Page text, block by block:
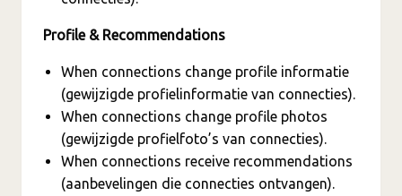
Profile & Recommendations
When connections change profile informatie
(gewijzigde profielinformatie van connecties).
When connections change profile photos
(gewijzigde profielfoto’s van connecties).
When connections receive recommendations
(aanbevelingen die connecties ontvangen).